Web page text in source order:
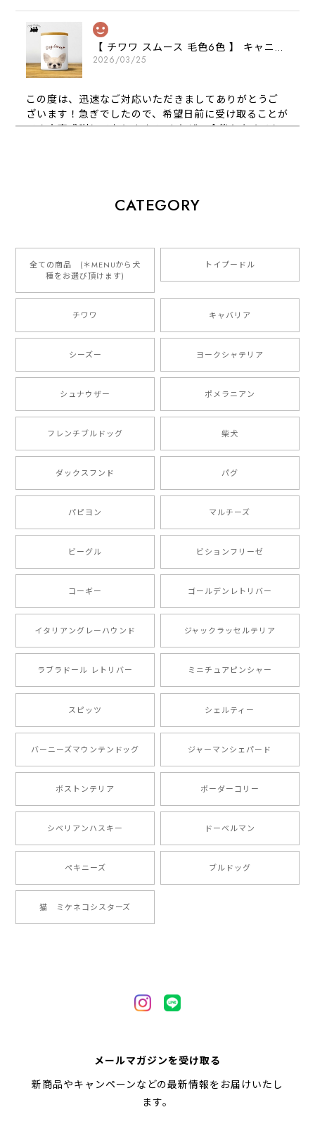
【 チワワ スムース 毛色6色 】 キャニスター 保存容器 お家用 プレゼント 犬 ペット うちの子 犬グッズ
2026/03/25
この度は、迅速なご対応いただきましてありがとうご
ざいます！急ぎでしたので、希望日前に受け取ることが
でき大変感謝しております！ またぜひ今後ともよろし
2026/01/16
とっても可愛くて、わんちゃんの名前や電話番号も分か
りやすくて最高です！ ありがとうございました❁⃘*.ﾟ
ご縁がありましたら、またよろしくお願いいたします。
【 自然に囲まれた ダックスフンド 】 キャニスター 保存容器 お家用 プレゼント 犬 ペット うちの子 犬グッズ
【 ボーダーコリー 水彩画風 毛色4色 】 手帳 スマホケース 犬 うちの子 iPhone & Android
ったです。 ご連絡が取りづらい点だけ少し不安になり
ましたが、商品の素敵さでチャラです。 本当に可愛
い。ありがとうございます。
2024/10/28
注文受領連絡が無かったのでハラハラしましたが… 可
愛い商品が届きました！大満足です♪
【 自然に囲まれた ポメラニアン 】マグカップ 犬 ペット うちの子 犬グッズ ギフト プレゼント 母の日
とても可愛かったです。６月にももが（17歳）で亡くな
りまして、元気な時の顔がそっくりだったので、注文し
ました。ありがとうございました。
2024/05/22
2024/05/04
2024/05/04
CATEGORY
全ての商品 (＊MENUから犬
種をお選び頂けます)
トイプードル
チワワ キャバリア
シーズー ヨークシャテリア
シュナウザー ポメラニアン
フレンチブルドッグ 柴犬
ダックスフンド パグ
パピヨン マルチーズ
ビーグル ビションフリーゼ
コーギー ゴールデンレトリバー
イタリアングレーハウンド ジャックラッセルテリア
ラブラドール レトリバー ミニチュアピンシャー
スピッツ シェルティー
バーニーズマウンテンドッグ ジャーマンシェパード
ボストンテリア ボーダーコリー
シベリアンハスキー ドーベルマン
ペキニーズ ブルドッグ
猫 ミケネコシスターズ
メールマガジンを受け取る
新商品やキャンペーンなどの最新情報をお届けいたし
ます。